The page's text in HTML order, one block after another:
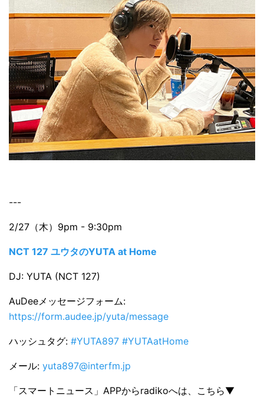
---
2/27（木）9pm - 9:30pm
NCT 127 ユウタのYUTA at Home
DJ: YUTA (NCT 127)
AuDeeメッセージフォーム:
https://form.audee.jp/yuta/message
ハッシュタグ: #YUTA897 #YUTAatHome
メール: yuta897@interfm.jp
「スマートニュース」APPからradikoへは、こちら▼